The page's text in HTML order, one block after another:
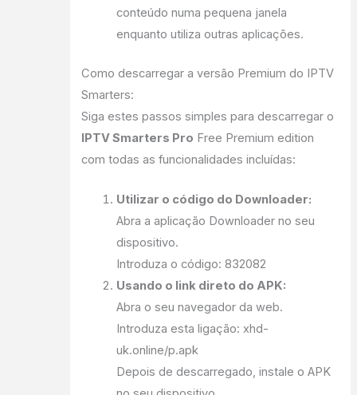
conteúdo numa pequena janela
enquanto utiliza outras aplicações.
Como descarregar a versão Premium do IPTV
Smarters:
Siga estes passos simples para descarregar o
IPTV Smarters Pro Free Premium edition
com todas as funcionalidades incluídas:
Utilizar o código do Downloader:
Abra a aplicação Downloader no seu
dispositivo.
Introduza o código: 832082
Usando o link direto do APK:
Abra o seu navegador da web.
Introduza esta ligação: xhd-
uk.online/p.apk
Depois de descarregado, instale o APK